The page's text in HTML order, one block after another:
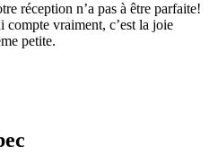
réception n’a pas à être parfaite!
vraiment, c’est la joie
petite.